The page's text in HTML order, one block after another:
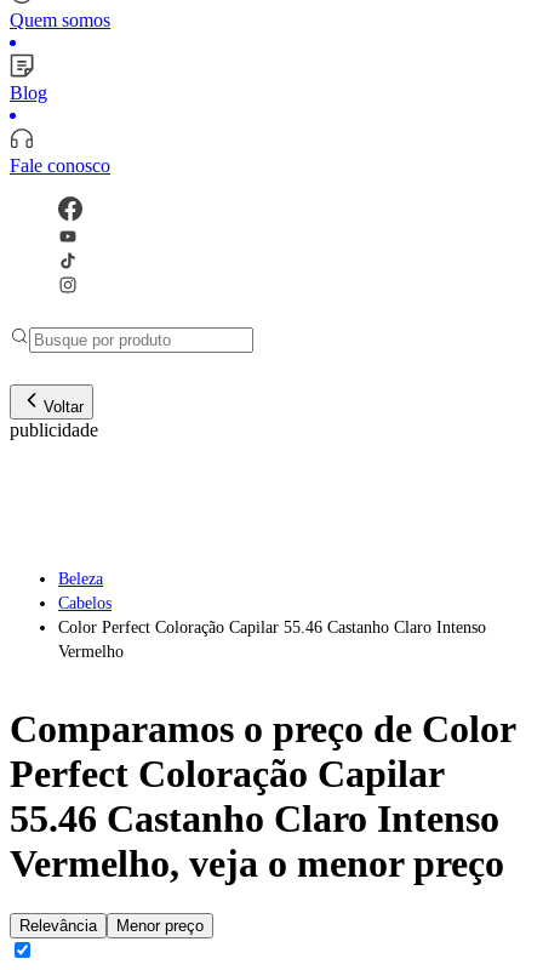
Quem somos
Blog
Fale conosco
Voltar
publicidade
Beleza
Cabelos
Color Perfect Coloração Capilar 55.46 Castanho Claro Intenso
Vermelho
Comparamos o preço de Color
Perfect Coloração Capilar
55.46 Castanho Claro Intenso
Vermelho, veja o menor preço
Relevância Menor preço